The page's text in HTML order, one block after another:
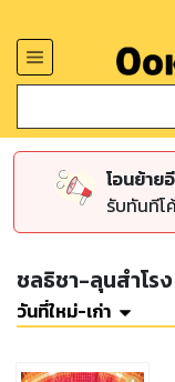
โอนย้าย
รับทันทีโ
ชลธิชา-ลุนสำโรง
วันที่ใหม่-เก่า